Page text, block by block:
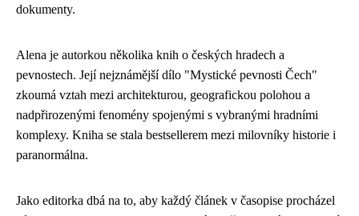
dokumenty.
Alena je autorkou několika knih o českých hradech a
pevnostech. Její nejznámější dílo "Mystické pevnosti Čech"
zkoumá vztah mezi architekturou, geografickou polohou a
nadpřirozenými fenomény spojenými s vybranými hradními
komplexy. Kniha se stala bestsellerem mezi milovníky historie i
paranormálna.
Jako editorka dbá na to, aby každý článek v časopise procházel